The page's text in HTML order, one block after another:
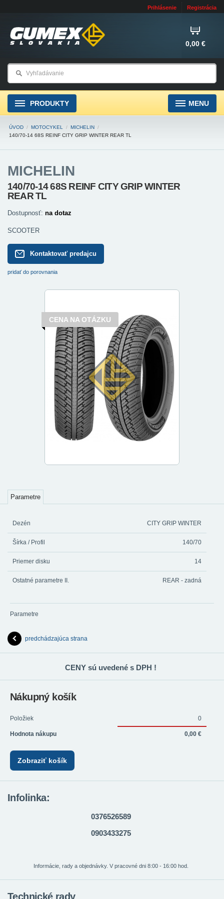
Prihlásenie Registrácia
0,00 €
PRODUKTY MENU
ÚVOD / MOTOCYKEL / MICHELIN /
140/70-14 68S REINF CITY GRIP WINTER REAR TL
MICHELIN
140/70-14 68S REINF CITY GRIP WINTER
REAR TL
Dostupnosť: na dotaz
SCOOTER
Kontaktovať predajcu
pridať do porovnania
CENA NA OTÁZKU
Parametre
Dezén CITY GRIP WINTER
Šírka / Profil 140/70
Priemer disku 14
Ostatné parametre II. REAR - zadná
Parametre
predchádzajúca strana
CENY sú uvedené s DPH !
Nákupný košík
Položiek 0
Hodnota nákupu 0,00 €
Zobraziť košík
Infolinka:
0376526589
0903433275
Informácie, rady a objednávky. V pracovné dni 8:00 - 16:00 hod.
Technické rady